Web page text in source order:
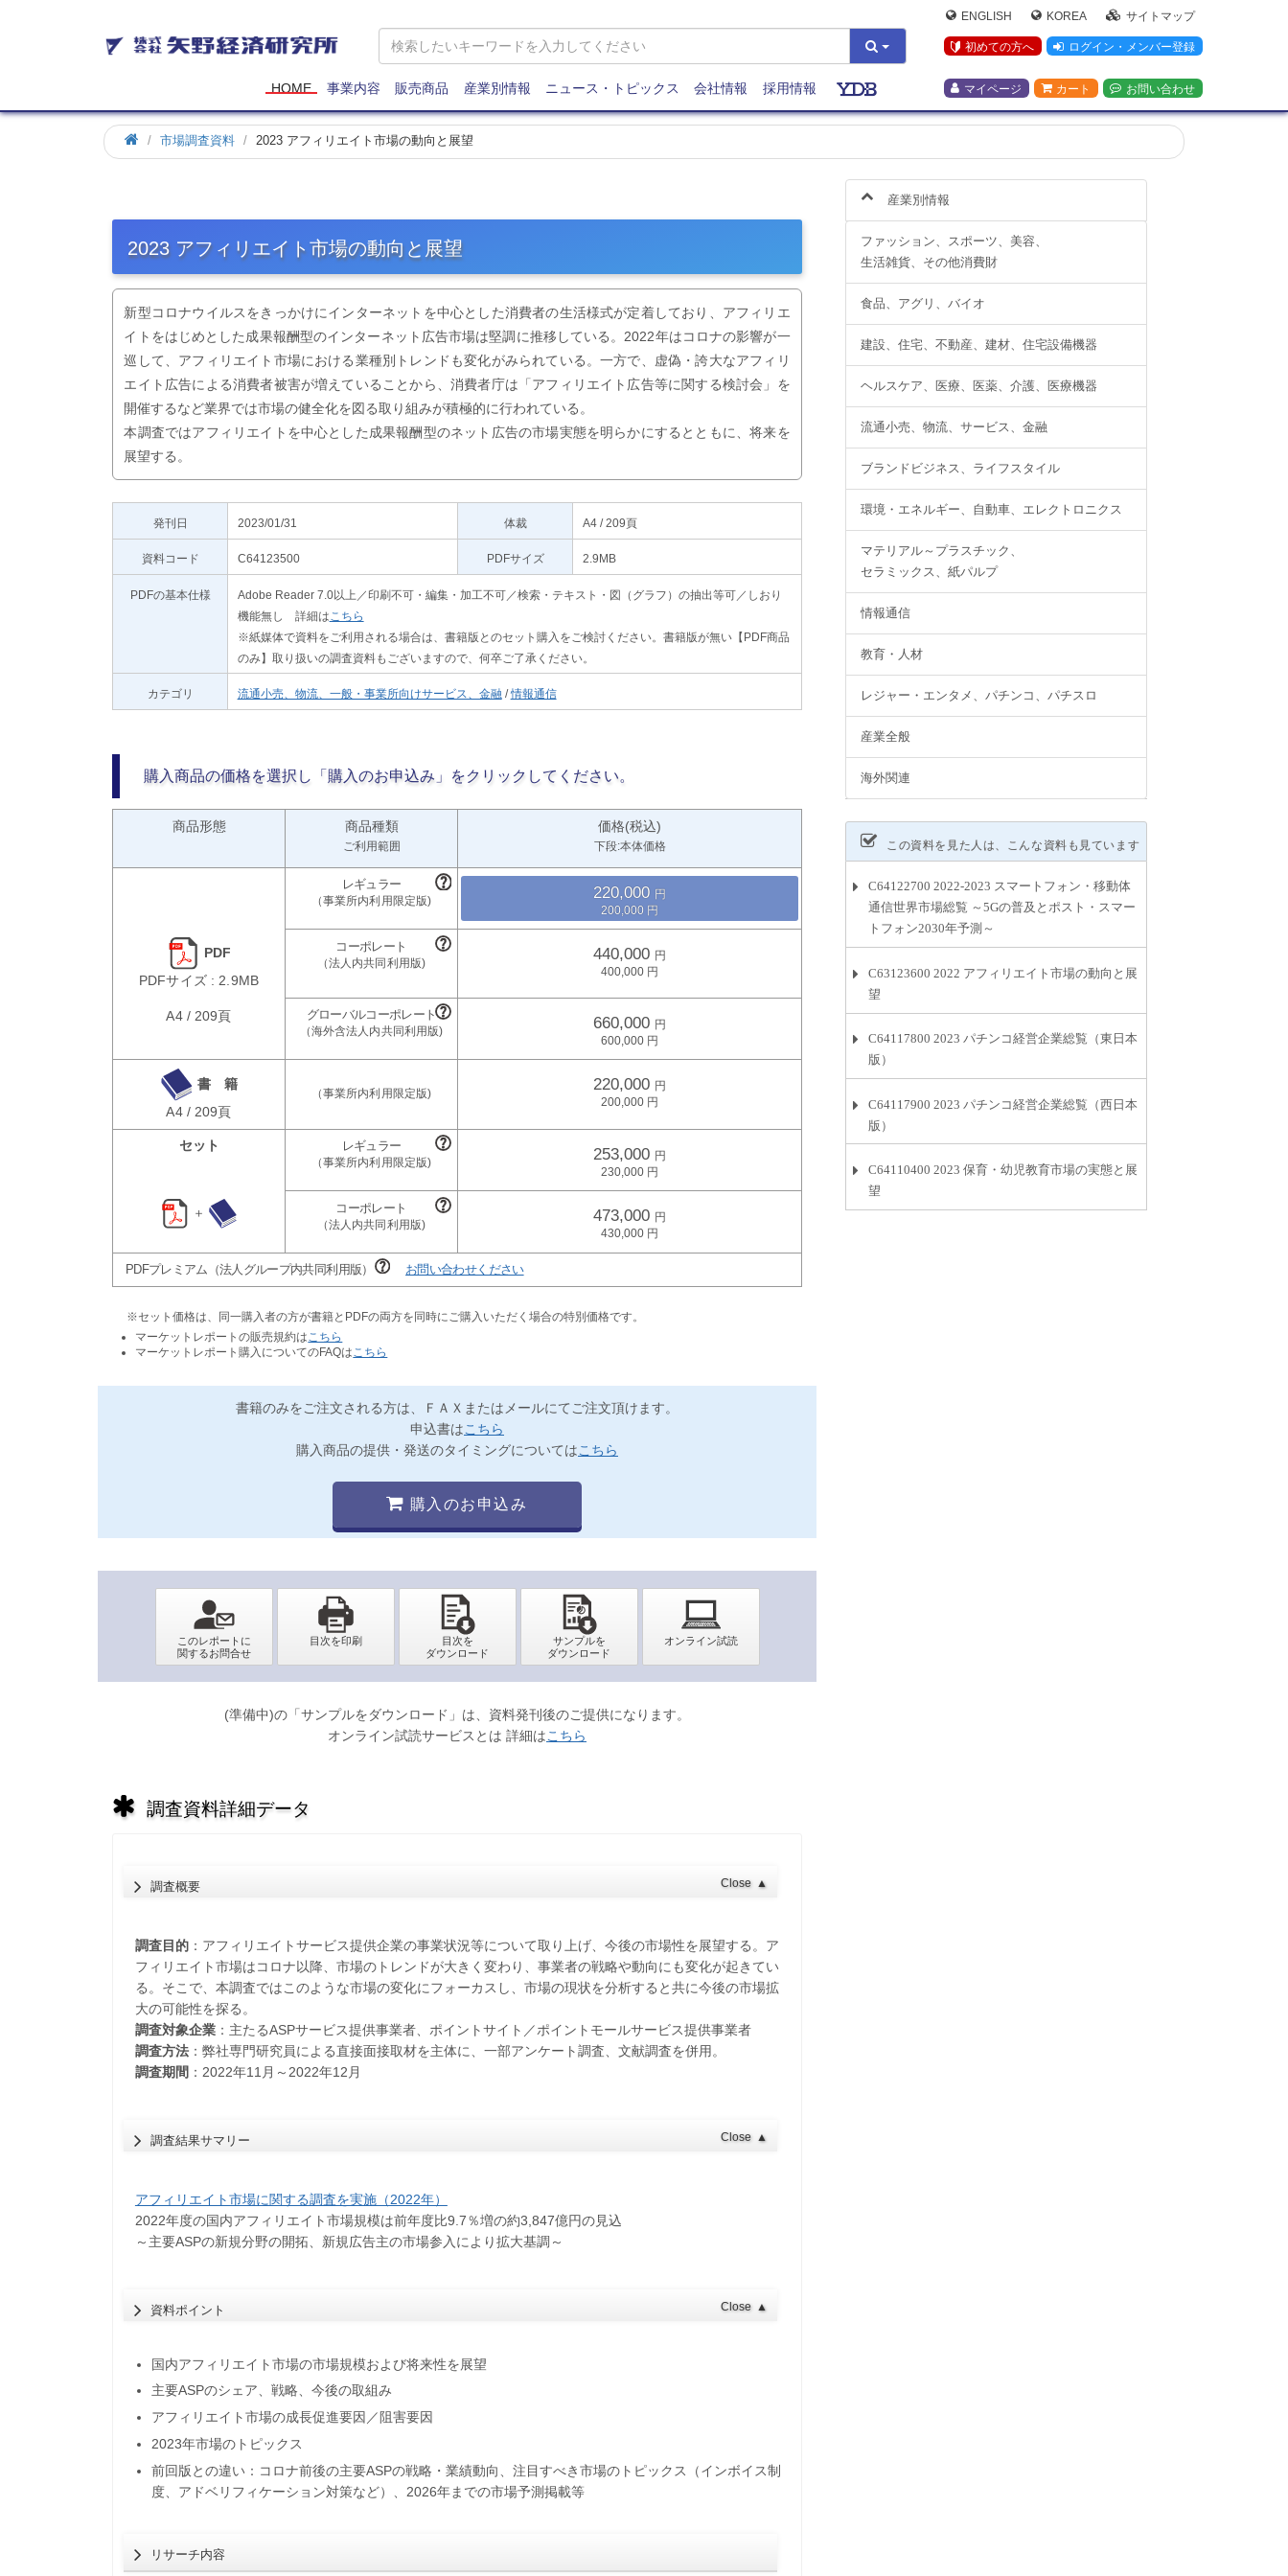
矢
野
研
究
所
ENGLISH KOREA サイトマップ
初めての方へ ログイン・メンバー登録
マイページ カート お問い合わせ
HOME 事業内容 販売商品 産業別情報 ニュース・トピックス 会社情報 採用情報
市場調査資料 2023 アフィリエイト市場の動向と展望
2023 アフィリエイト市場の動向と展望
新型コロナウイルスをきっかけにインターネットを中心とした消費者の生活様式が定着しており、アフィリエ
イトをはじめとした成果報酬型のインターネット広告市場は堅調に推移している。2022年はコロナの影響が一
巡して、アフィリエイト市場における業種別トレンドも変化がみられている。一方で、虚偽・誇大なアフィリ
エイト広告による消費者被害が増えていることから、消費者庁は「アフィリエイト広告等に関する検討会」を
開催するなど業界では市場の健全化を図る取り組みが積極的に行われている。
本調査ではアフィリエイトを中心とした成果報酬型のネット広告の市場実態を明らかにするとともに、将来を
展望する。
発刊日 2023/01/31 体裁 A4 / 209頁
資料コード C64123500 PDFサイズ 2.9MB
PDFの基本仕様
Adobe Reader 7.0以上／印刷不可・編集・加工不可／検索・テキスト・図（グラフ）の抽出等可／しおり
機能無し 詳細は こちら
※紙媒体で資料をご利用される場合は、書籍版とのセット購入をご検討ください。書籍版が無い【PDF商品
のみ】取り扱いの調査資料もございますので、何卒ご了承ください。
カテゴリ 流通小売、物流、一般・事業所向けサービス、金融/情報通信
購入商品の価格を選択し「購入のお申込み」をクリックしてください。
商品形態 商品種類
ご利用範囲
価格(税込)
下段:本体価格
220,000
200,000
PDF
PDFサイズ : 2.9MB
440,000
400,000
A4 / 209頁 660,000
600,000
書 籍
A4 / 209頁
220,000
200,000
セット 253,000
230,000
＋ 473,000
430,000
PDFプレミアム（法人グループ内共同利用版） お問い合わせください
※セット価格は、同一購入者の方が書籍とPDFの両方を同時にご購入いただく場合の特別価格です。
マーケットレポートの販売規約は こちら
マーケットレポート購入についてのFAQは こちら
書籍のみをご注文される方は、ＦＡＸまたはメールにてご注文頂けます。
申込書はこちら
購入商品の提供・発送のタイミングについてはこちら
購入のお申込み
(準備中)の「サンプルをダウンロード」は、資料発刊後のご提供になります。
オンライン試読サービスとは 詳細はこちら
調査資料詳細データ
調査概要 Close ▲
調査目的：アフィリエイトサービス提供企業の事業状況等について取り上げ、今後の市場性を展望する。ア
フィリエイト市場はコロナ以降、市場のトレンドが大きく変わり、事業者の戦略や動向にも変化が起きてい
る。そこで、本調査ではこのような市場の変化にフォーカスし、市場の現状を分析すると共に今後の市場拡
大の可能性を探る。
調査対象企業：主たるASPサービス提供事業者、ポイントサイト／ポイントモールサービス提供事業者
調査方法：弊社専門研究員による直接面接取材を主体に、一部アンケート調査、文献調査を併用。
調査期間 ：2022年11月～2022年12月
調査結果サマリー Close ▲
アフィリエイト市場に関する調査を実施（2022年）
2022年度の国内アフィリエイト市場規模は前年度比9.7％増の約3,847億円の見込
～主要ASPの新規分野の開拓、新規広告主の市場参入により拡大基調～
資料ポイント Close ▲
国内アフィリエイト市場の市場規模および将来性を展望
主要ASPのシェア、戦略、今後の取組み
アフィリエイト市場の成長促進要因／阻害要因
2023年市場のトピックス
前回版との違い：コロナ前後の主要ASPの戦略・業績動向、注目すべき市場のトピックス（インボイス制
度、アドベリフィケーション対策など）、2026年までの市場予測掲載等
リサーチ内容
産業別情報
ファッション、スポーツ、美容、
生活雑貨、その他消費財
食品、アグリ、バイオ
建設、住宅、不動産、建材、住宅設備機器
ヘルスケア、医療、医薬、介護、医療機器
流通小売、物流、サービス、金融
ブランドビジネス、ライフスタイル
環境・エネルギー、自動車、エレクトロニクス
マテリアル～プラスチック、
セラミックス、紙パルプ
情報通信
教育・人材
レジャー・エンタメ、パチンコ、パチスロ
産業全般
海外関連
この資料を見た人は、こんな資料も見ています
C64122700 2022-2023 スマートフォン・移動体
通信世界市場総覧 ～5Gの普及とポスト・スマー
トフォン2030年予測～
C63123600 2022 アフィリエイト市場の動向と展
望
C64117800 2023 パチンコ経営企業総覧（東日本
版）
C64117900 2023 パチンコ経営企業総覧（西日本
版）
C64110400 2023 保育・幼児教育市場の実態と展
望